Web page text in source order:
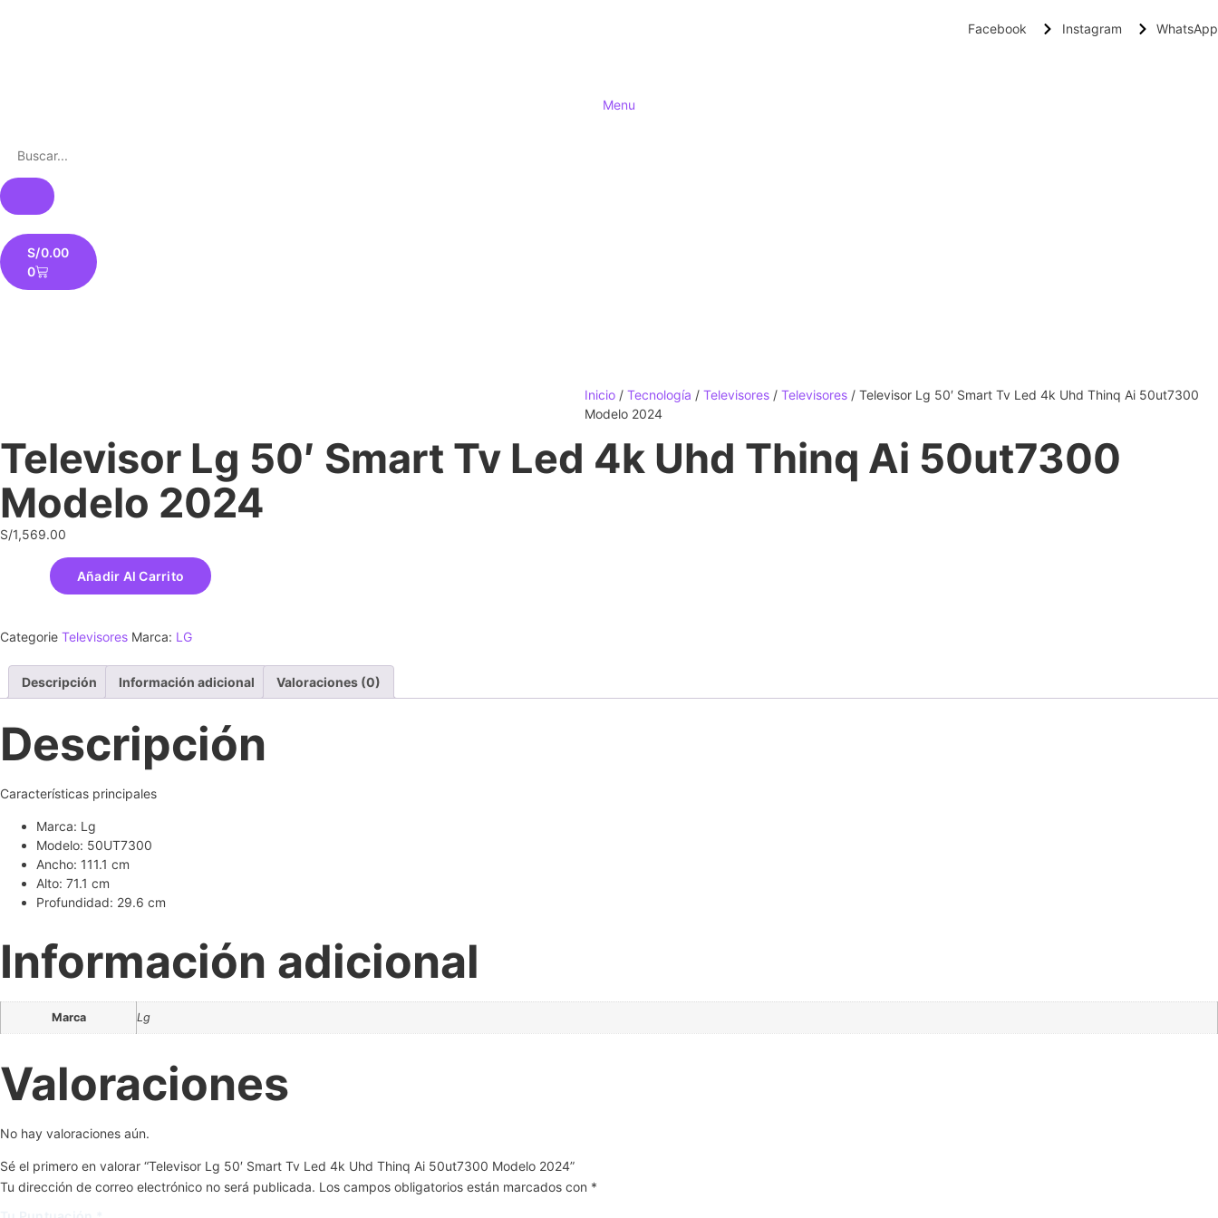
Facebook Instagram WhatsApp
Menu
S/0.00
0
Inicio /Tecnología /Televisores /Televisores / Televisor Lg 50′ Smart Tv Led 4k Uhd Thinq Ai 50ut7300
Modelo 2024
Televisor Lg 50′ Smart Tv Led 4k Uhd Thinq Ai 50ut7300
Modelo 2024
S/1,569.00
Añadir Al Carrito
Categorie Televisores Marca: LG
Descripción Información adicional Valoraciones (0)
Descripción
Características principales
Marca: Lg
Modelo: 50UT7300
Ancho: 111.1 cm
Alto: 71.1 cm
Profundidad: 29.6 cm
Información adicional
Marca Lg
Valoraciones
No hay valoraciones aún.
Sé el primero en valorar “Televisor Lg 50′ Smart Tv Led 4k Uhd Thinq Ai 50ut7300 Modelo 2024”
Tu dirección de correo electrónico no será publicada. Los campos obligatorios están marcados con *